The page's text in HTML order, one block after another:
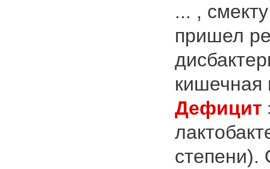
... ,
пришел
кишечная
Дефицит
степени).